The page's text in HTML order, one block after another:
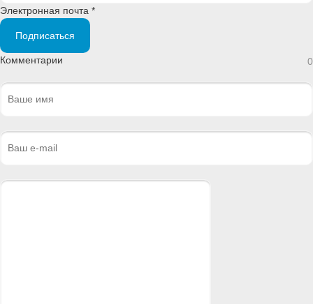
Электронная почта *
Подписаться
Комментарии 0